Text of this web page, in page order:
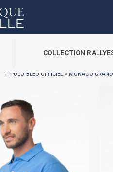
COLLECTION
I POLO BLEU OFFICIEL « MONACO